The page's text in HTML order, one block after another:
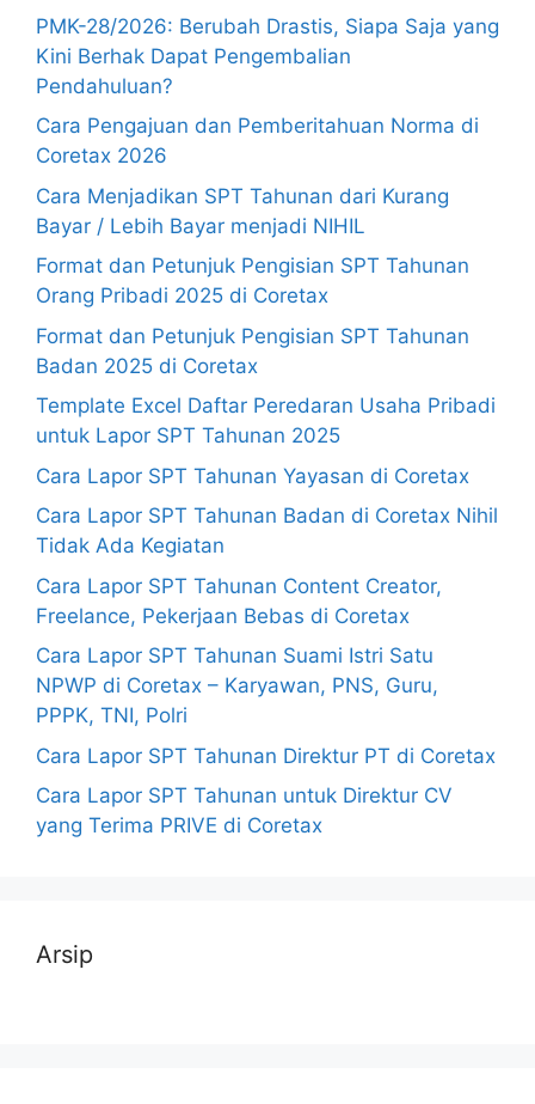
PMK-28/2026: Berubah Drastis, Siapa Saja yang
Kini Berhak Dapat Pengembalian
Pendahuluan?
Cara Pengajuan dan Pemberitahuan Norma di
Coretax 2026
Cara Menjadikan SPT Tahunan dari Kurang
Bayar / Lebih Bayar menjadi NIHIL
Format dan Petunjuk Pengisian SPT Tahunan
Orang Pribadi 2025 di Coretax
Format dan Petunjuk Pengisian SPT Tahunan
Badan 2025 di Coretax
Template Excel Daftar Peredaran Usaha Pribadi
untuk Lapor SPT Tahunan 2025
Cara Lapor SPT Tahunan Yayasan di Coretax
Cara Lapor SPT Tahunan Badan di Coretax Nihil
Tidak Ada Kegiatan
Cara Lapor SPT Tahunan Content Creator,
Freelance, Pekerjaan Bebas di Coretax
Cara Lapor SPT Tahunan Suami Istri Satu
NPWP di Coretax – Karyawan, PNS, Guru,
PPPK, TNI, Polri
Cara Lapor SPT Tahunan Direktur PT di Coretax
Cara Lapor SPT Tahunan untuk Direktur CV
yang Terima PRIVE di Coretax
Arsip